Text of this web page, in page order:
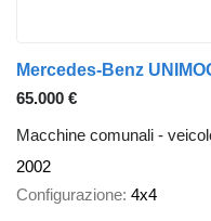
Mercedes-Benz
65.000 €
Macchine comunali -
2002
Configurazione 4x4